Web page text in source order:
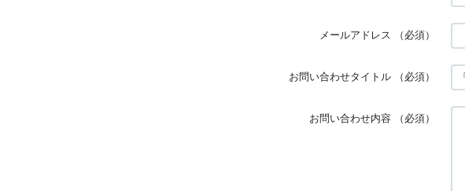
メールアドレス （必須）
お問い合わせタイトル （必須）
お問い合わせ内容 （必須）